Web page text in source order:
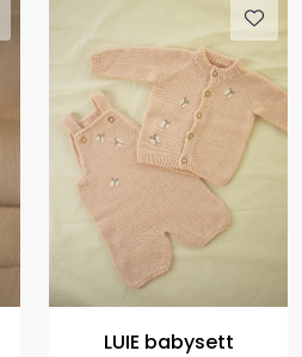
LUIE babysett